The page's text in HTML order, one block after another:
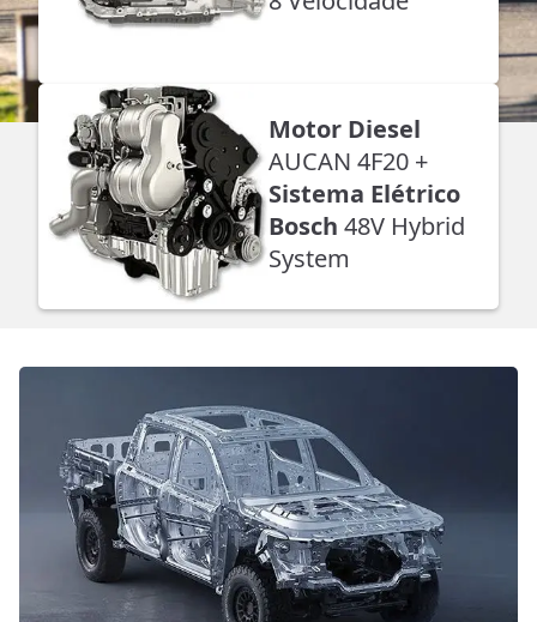
Motor Diesel
AUCAN 4F20 +
Sistema Elétrico
Bosch 48V Hybrid
System